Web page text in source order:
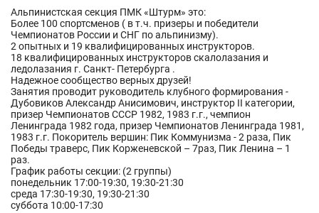
Альпинистская секция ПМК «Штурм» это:
Более 100 спортсменов ( в т.ч. призеры и победители
Чемпионатов России и СНГ по альпинизму).
2 опытных и 19 квалифицированных инструкторов.
18 квалифицированных инструкторов скалолазания и
ледолазания г. Санкт- Петербурга .
Надежное сообщество верных друзей!
Занятия проводит руководитель клубного формирования -
Дубовиков Александр Анисимович, инструктор II категории,
призер Чемпионатов СССР 1982, 1983 г.г., чемпион
Ленинграда 1982 года, призер Чемпионатов Ленинграда 1981,
1983 г.г. Покоритель вершин: Пик Коммунизма - 2 раза, Пик
Победы траверс, Пик Корженевской – 7раз, Пик Ленина – 1
раз.
График работы секции: (2 группы)
понедельник 17:00-19:30, 19:30-21:30
среда 17:30-19:30, 19:30-21:30
суббота 10:00-17:30